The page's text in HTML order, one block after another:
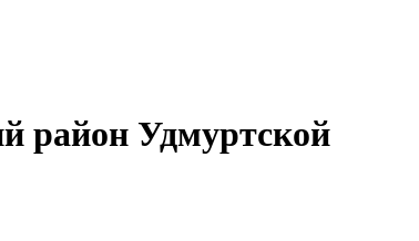
район Удмуртской